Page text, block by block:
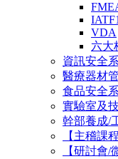
VDA
六大
資訊安全
醫療器材
食品安全
實驗室及
幹部養成/
【主稽課
【研討會/